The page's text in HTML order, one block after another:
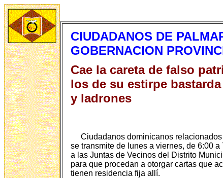
CIUDADANOS DE
GOBERNACION
Cae la careta de falso
los de su estirpe
y ladrones
Ciudadanos dominicanos
se transmite de lunes a viernes, de 6:00
a las Juntas de Vecinos del Distrito
para que procedan a otorgar cartas que
tienen residencia fija allí.